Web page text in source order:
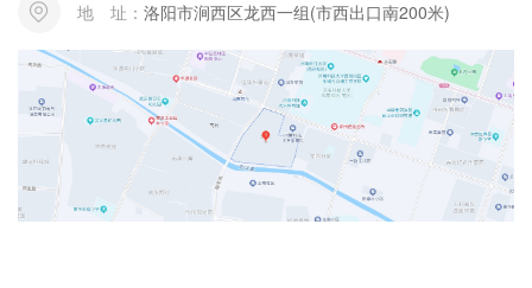
地 址： 洛阳市涧西区龙西一组(市西出口南200米)